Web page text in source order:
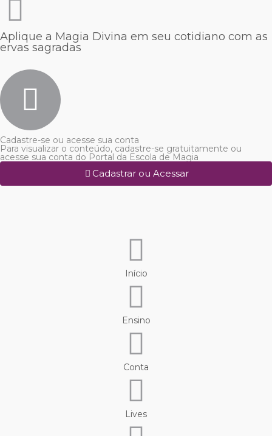
Aplique a Magia Divina em seu cotidiano com as
ervas sagradas
Cadastre-se ou acesse sua conta
Para visualizar o conteúdo, cadastre-se gratuitamente ou
acesse sua conta do Portal da Escola de Magia
Cadastrar ou Acessar
Início
Ensino
Conta
Lives